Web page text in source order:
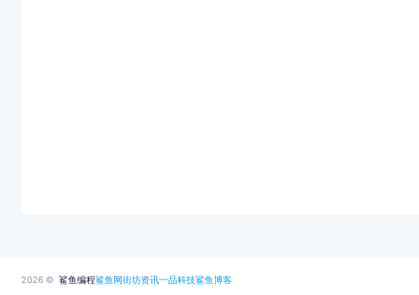
2026 © 鲨鱼编程鲨鱼网街坊资讯一品科技鲨鱼博客